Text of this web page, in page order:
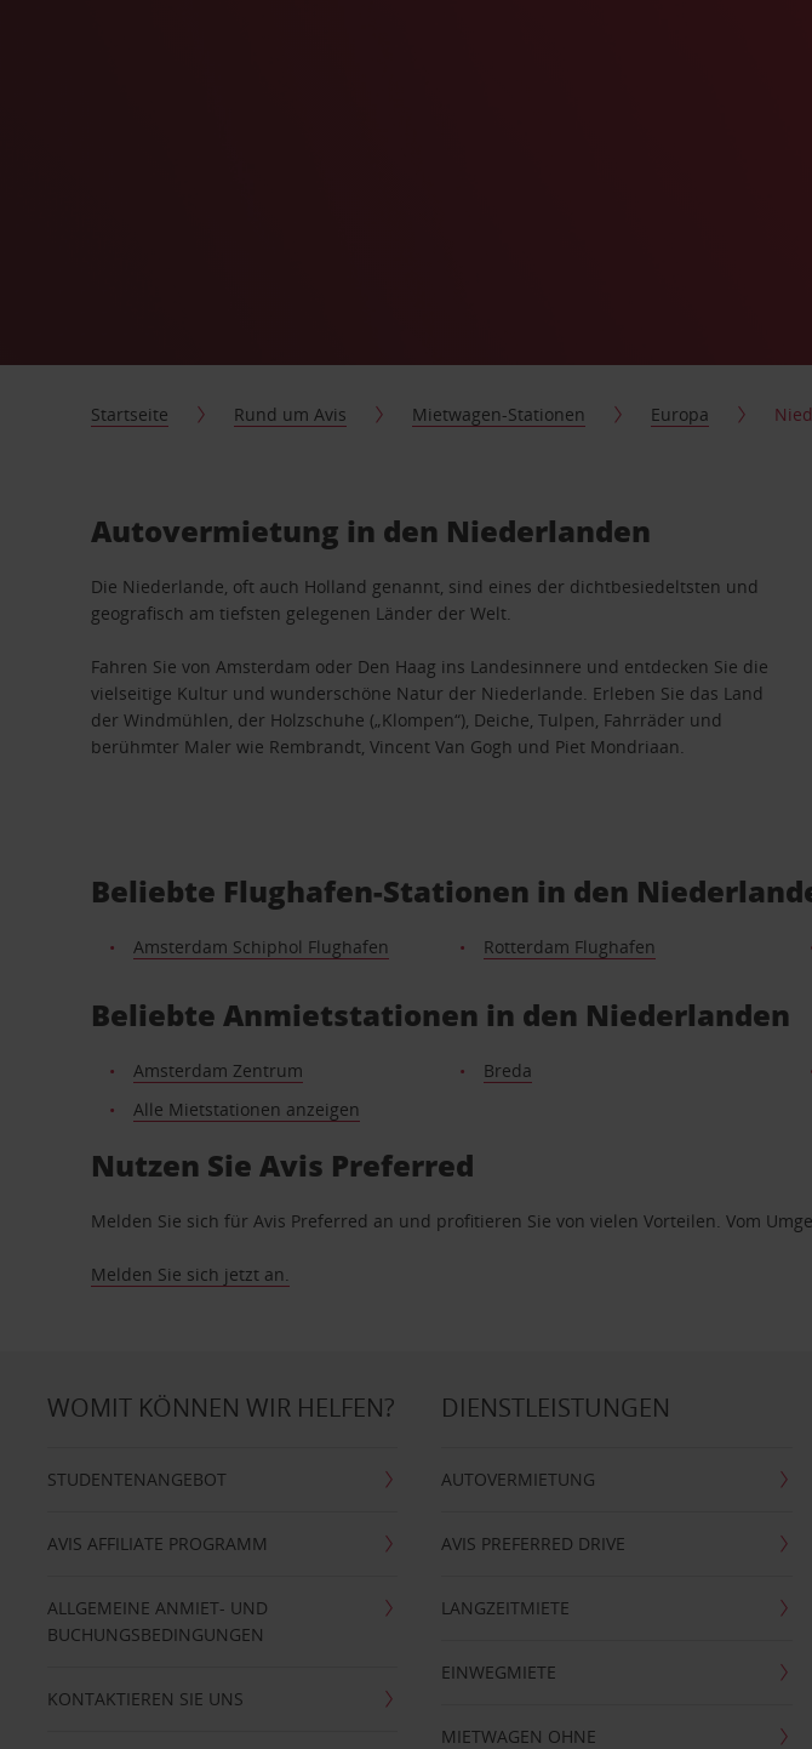
Startseite Rund um Avis Mietwagen-Stationen Europa
Autovermietung in den Niederlanden
Die Niederlande, oft auch Holland genannt, sind eines der dichtbesiedeltsten und
geografisch am tiefsten gelegenen Länder der Welt.
Fahren Sie von Amsterdam oder Den Haag ins Landesinnere und entdecken Sie die
vielseitige Kultur und wunderschöne Natur der Niederlande. Erleben Sie das Land
der Windmühlen, der Holzschuhe („Klompen“), Deiche, Tulpen, Fahrräder und
berühmter Maler wie Rembrandt, Vincent Van Gogh und Piet Mondriaan.
Beliebte Flughafen-Stationen in den
Amsterdam Schiphol Flughafen Rotterdam Flughafen
Beliebte Anmietstationen in den Niederlanden
Amsterdam Zentrum Breda
Alle Mietstationen anzeigen
Nutzen Sie Avis Preferred
Melden Sie sich für Avis Preferred an und profitieren Sie von vielen Vorteilen. Vom
Melden Sie sich jetzt an.
WOMIT KÖNNEN WIR HELFEN?
STUDENTENANGEBOT
AVIS AFFILIATE PROGRAMM
ALLGEMEINE ANMIET- UND
BUCHUNGSBEDINGUNGEN
KONTAKTIEREN SIE UNS
DIENSTLEISTUNGEN
AUTOVERMIETUNG
AVIS PREFERRED DRIVE
LANGZEITMIETE
EINWEGMIETE
MIETWAGEN OHNE